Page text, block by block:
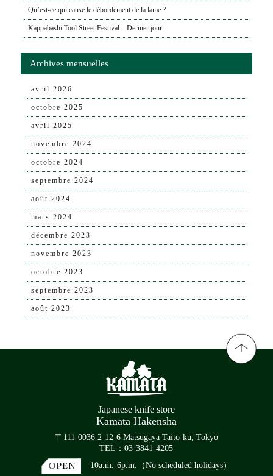
Qu’est-ce qui cause le débordement de la lame ?
Kappabashi Tool Street Festival – Dernier jour
Archives mensuelles
avril 2026
octobre 2025
avril 2025
novembre 2024
octobre 2024
septembre 2024
août 2024
mars 2024
décembre 2023
novembre 2023
octobre 2023
septembre 2023
août 2023
Japanese knife store
Kamata Hakensha
〒111-0036 2-12-6 Matsugaya Taito-ku, Tokyo
TEL：03-3841-4205
10a.m.-6p.m.（No scheduled holidays）